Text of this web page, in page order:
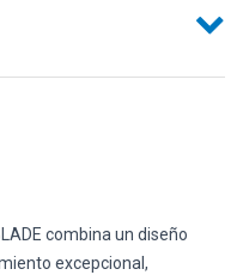
combina un diseño
excepcional,